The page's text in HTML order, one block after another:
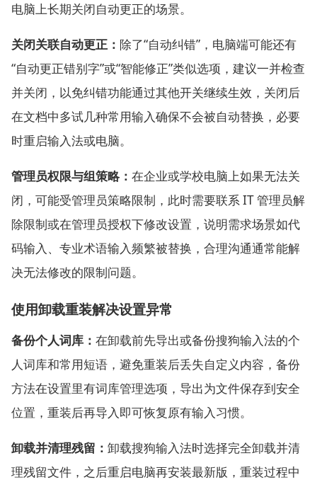
电脑上长期关闭自动更正的场景。
关闭关联自动更正： 除了“自动纠错”，电脑端可能还有
“自动更正错别字”或“智能修正”类似选项，建议一并检查
并关闭，以免纠错功能通过其他开关继续生效，关闭后
在文档中多试几种常用输入确保不会被自动替换，必要
时重启输入法或电脑。
管理员权限与组策略： 在企业或学校电脑上如果无法关
闭，可能受管理员策略限制，此时需要联系 IT 管理员解
除限制或在管理员授权下修改设置，说明需求场景如代
码输入、专业术语输入频繁被替换，合理沟通通常能解
决无法修改的限制问题。
使用卸载重装解决设置异常
备份个人词库： 在卸载前先导出或备份搜狗输入法的个
人词库和常用短语，避免重装后丢失自定义内容，备份
方法在设置里有词库管理选项，导出为文件保存到安全
位置，重装后再导入即可恢复原有输入习惯。
卸载并清理残留： 卸载搜狗输入法时选择完全卸载并清
理残留文件，之后重启电脑再安装最新版，重装过程中